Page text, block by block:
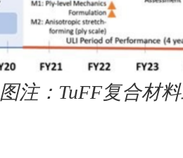
图注： TuFF复合材